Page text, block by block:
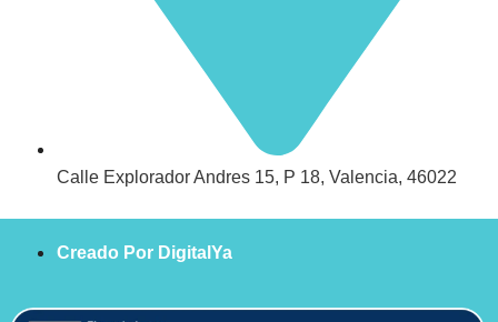
Calle Explorador Andres 15, P 18, Valencia, 46022
Creado Por DigitalYa